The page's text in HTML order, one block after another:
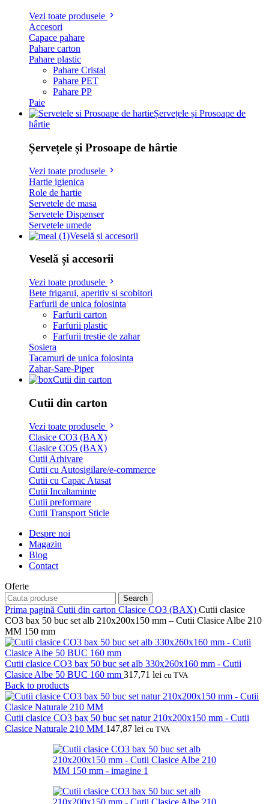
Vezi toate produsele
Accesori
Capace pahare
Pahare carton
Pahare plastic
Pahare Cristal
Pahare PET
Pahare PP
Paie
Șervețele și Prosoape de
hârtie
Șervețele și Prosoape de hârtie
Vezi toate produsele
Hartie igienica
Role de hartie
Servetele de masa
Servetele Dispenser
Servetele umede
Veselă și accesorii
Veselă și accesorii
Vezi toate produsele
Bete frigarui, aperitiv si scobitori
Farfurii de unica folosinta
Farfurii carton
Farfurii plastic
Farfurii trestie de zahar
Sosiera
Tacamuri de unica folosinta
Zahar-Sare-Piper
Cutii din carton
Cutii din carton
Vezi toate produsele
Clasice CO3 (BAX)
Clasice CO5 (BAX)
Cutii Arhivare
Cutii cu Autosigilare/e-commerce
Cutii cu Capac Atasat
Cutii Incaltaminte
Cutii preformare
Cutii Transport Sticle
Despre noi
Magazin
Blog
Contact
Oferte
Search
Prima pagină Cutii din carton Clasice CO3 (BAX) Cutii clasice
CO3 bax 50 buc set alb 210x200x150 mm – Cutii Clasice Albe 210
MM 150 mm
Cutii clasice CO3 bax 50 buc set alb 330x260x160 mm - Cutii
Clasice Albe 50 BUC 160 mm 317,71 lei cu TVA
Back to products
Cutii clasice CO3 bax 50 buc set natur 210x200x150 mm - Cutii
Clasice Naturale 210 MM 147,87 lei cu TVA